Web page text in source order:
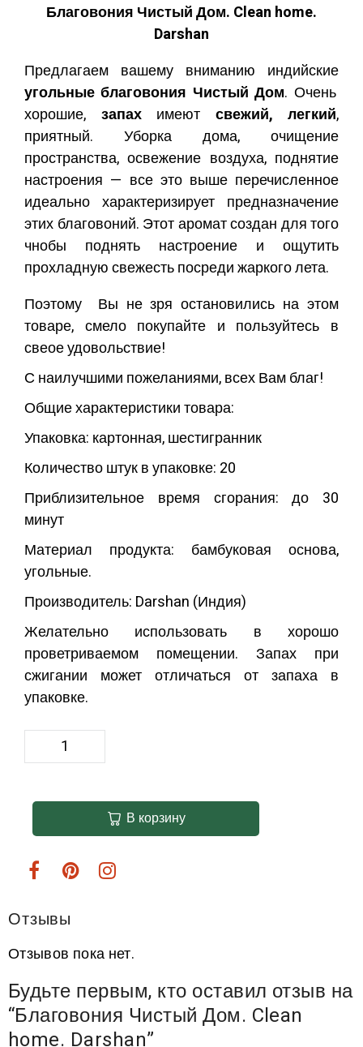
Благовония Чистый Дом. Clean home.
Darshan
Предлагаем вашему вниманию индийские
угольные благовония Чистый Дом. Очень
хорошие, запахимеют свежий, легкий,
приятный. Уборка дома, очищение
пространства, освежение воздуха, поднятие
настроения — все это выше перечисленное
идеально характеризирует предназначение
этих благовоний. Этот аромат создан для того
чнобы поднять настроение и ощутить
прохладную свежесть посреди жаркого лета.
Поэтому Вы не зря остановились на этом
товаре, смело покупайте и пользуйтесь в
свеое удовольствие!
С наилучшими пожеланиями, всех Вам благ!
Общие характеристики товара:
Упаковка: картонная, шестигранник
Количество штук в упаковке: 20
Приблизительное время сгорания: до 30
минут
Материал продукта: бамбуковая основа,
угольные.
Производитель: Darshan (Индия)
Желательно использовать в хорошо
проветриваемом помещении. Запах при
сжигании может отличаться от запаха в
упаковке.
В корзину
Отзывы
Отзывов пока нет.
Будьте первым, кто оставил отзыв на
“Благовония Чистый Дом. Clean
home. Darshan”